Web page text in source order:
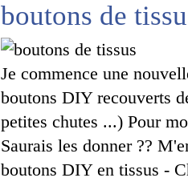
boutons de
Je commence une
boutons DIY recouverts
petites chutes ...) Pour
Saurais les donner ??
boutons DIY en tissus -